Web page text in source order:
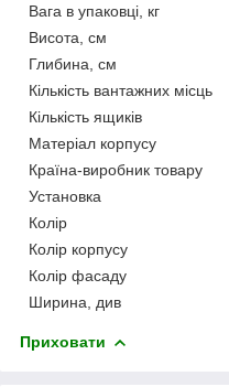
Вага в упаковці, кг
Висота, см
Глибина, см
Кількість вантажних місць
Кількість ящиків
Матеріал корпусу
Країна-виробник товару
Установка
Колір
Колір корпусу
Колір фасаду
Ширина, див
Приховати